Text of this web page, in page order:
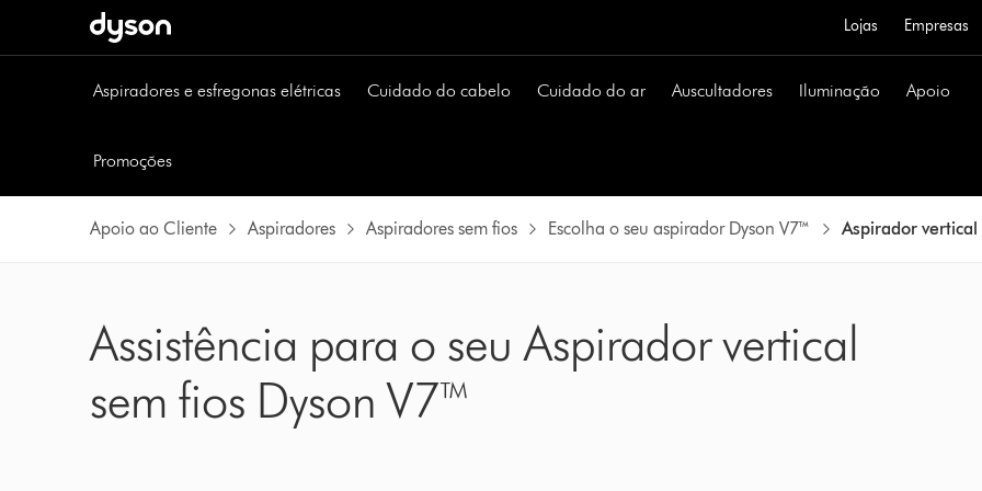
Lojas Empresas
Aspiradores e esfregonas elétricas Cuidado do cabelo Cuidado do ar Auscultadores Iluminação Apoio
Promoções
Apoio ao Cliente Aspiradores Aspiradores sem fios Escolha o seu aspirador Dyson V7™ Aspirador
Assistência para o seu Aspirador vertical
sem fios Dyson V7™